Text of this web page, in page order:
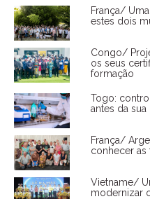
França/
estes dois
Congo/
os seus
formação
Togo:
antes da
França/
conhecer as
Vietname/
modernizar